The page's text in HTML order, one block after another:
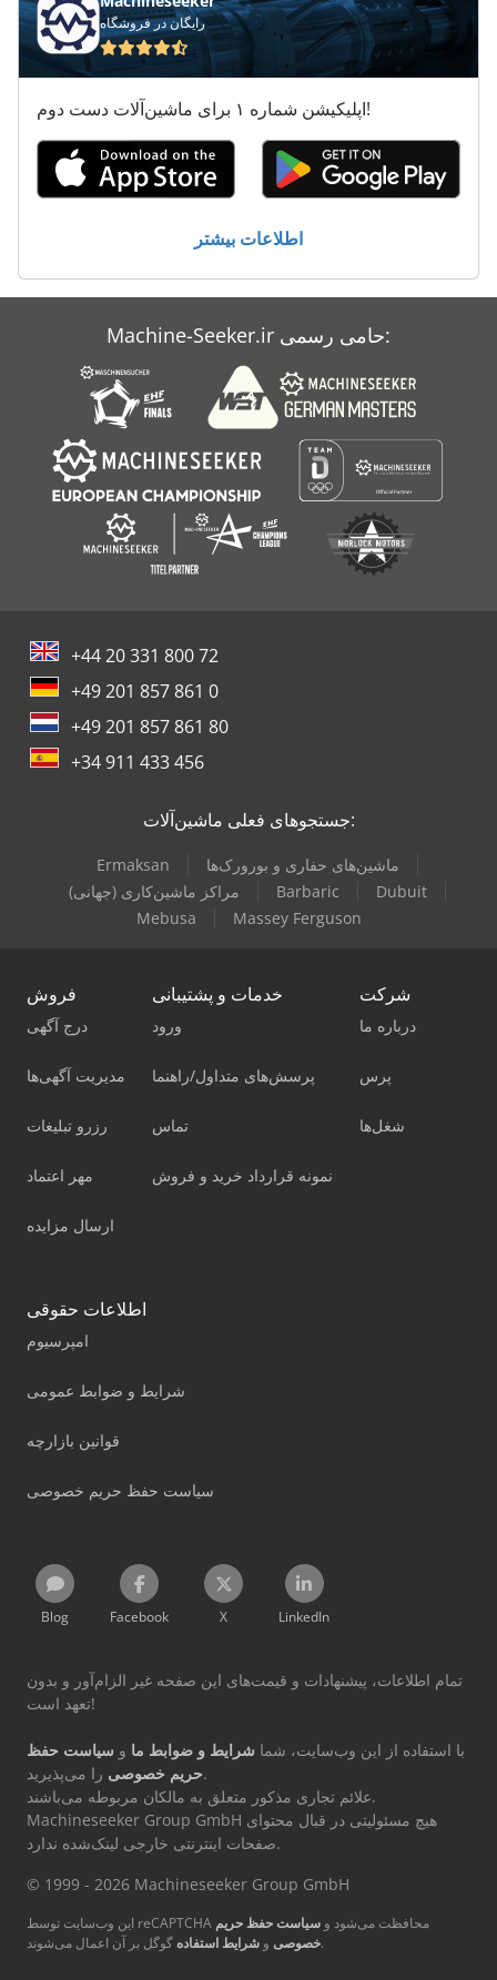
تعویض پالت
قفسه های پالت
نصب شده
رایگان در فروشگاه
اپلیکیشن شماره ۱ برای ماشین‌آلات دست دوم!
اطلاعات بیشتر
Machine-Seeker.ir حامی رسمی:
+44 20 331 800 72
+49 201 857 861 0
+49 201 857 861 80
+34 911 433 456
جستجوهای فعلی ماشین‌آلات:
Ermaksan
ماشین‌های حفاری و بورورک‌ها
مراکز ماشین‌کاری (جهانی)
Barbaric
Dubuit
Mebusa
Massey Ferguson
فروش
درج آگهی
مدیریت آگهی‌ها
رزرو تبلیغات
مهر اعتماد
ارسال مزایده
خدمات و پشتیبانی
ورود
پرسش‌های متداول/راهنما
تماس
نمونه قرارداد خرید و فروش
شرکت
درباره ما
پرس
شغل‌ها
اطلاعات حقوقی
امپرسیوم
شرایط و ضوابط عمومی
قوانین بازارچه
سیاست حفظ حریم خصوصی
Blog Facebook X LinkedIn
تمام اطلاعات، پیشنهادات و قیمت‌های این صفحه غیر الزام‌آور و بدون
تعهد است!
با استفاده از این وب‌سایت، شما شرایط و ضوابط ما و سیاست حفظ
حریم خصوصیرا می‌پذیرید.
علائم تجاری مذکور متعلق به مالکان مربوطه می‌باشند.
Machineseeker Group GmbH هیچ مسئولیتی در قبال محتوای
صفحات اینترنتی خارجی لینک‌شده ندارد.
© 1999 - 2026 Machineseeker Group GmbH
این وب‌سایت توسط reCAPTCHA محافظت می‌شود و سیاست حفظ حریم
خصوصی و شرایط استفاده گوگل بر آن اعمال می‌شوند.